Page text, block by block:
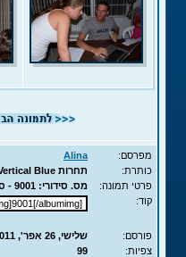
מפרסם:
Alina
כותרת:
תחרות Vertical Blue יום ההרשמה - 012
פרטי תמונה:
מס. סידורי: 9001 - סוג תמונה: JPG - מימדים: 202KB - 700X466
קוד:
פורסם:
שלישי, 26 אפר', 2011 13:09
צפיות:
99